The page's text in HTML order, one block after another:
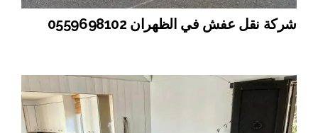
شركة نقل عفش في الظهران 0559698102